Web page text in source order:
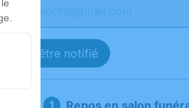
Je veux être notifié
Repos en salon